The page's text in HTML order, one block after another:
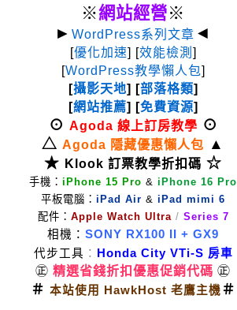
※網站經營※
► WordPress系列文章 ◄
[優化加速] [效能檢測 ]
[WordPress教學懶人包]
[攝影天地] [部落格類]
[網站推薦] [免費資源]
⊙ Agoda 線上訂房教學 ⊙
△ Agoda 隱藏優惠懶人包
▲
★ Klook 訂票教學折扣碼 ☆
手機： iPhone 15 Pro & iPhone 16 Pro
平板電腦： iPad Air & iPad mimi 6
配件： Apple Watch Ultra / Series 7
相機： SONY RX100 II
+ GX9
代步工具 ： Honda City VTi-S 房車
㊣ 精選省錢折扣優惠促銷代碼 ㊣
＃ 本站使用 HawkHost 老鷹主機＃